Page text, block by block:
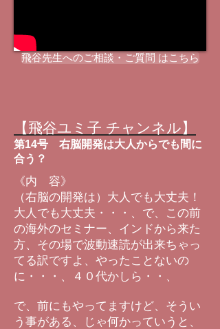
飛谷先生へのご相談・ご質問 はこちら
【飛谷ユミ子 チャンネル】
第14号 右脳開発は大人からでも間に
合う？
《内 容》
（右脳の開発は）大人でも大丈夫！
大人でも大丈夫・・・、で、この前
の海外のセミナー、インドから来た
方、その場で波動速読が出来ちゃっ
てる訳ですよ、やったことないの
に・・・、４０代かしら・・、
で、前にもやってますけど、そうい
う事がある、じゃ何かっていうと、